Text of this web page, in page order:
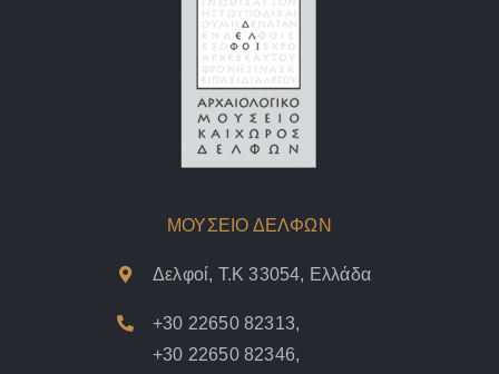
ΜΟΥΣΕΙΟ ΔΕΛΦΩΝ
Δελφοί, Τ.Κ 33054, Ελλάδα
+30 22650 82313,
+30 22650 82346,